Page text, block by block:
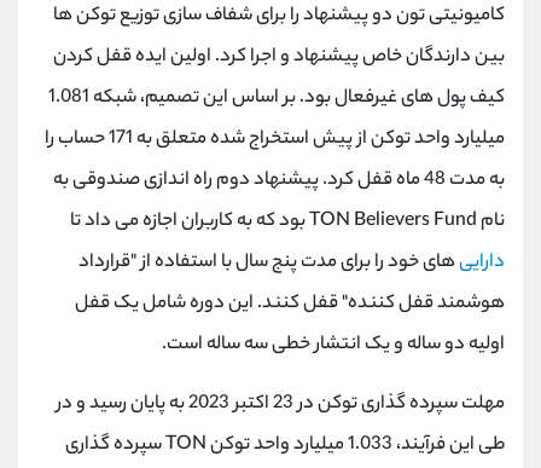
کامیونیتی تون دو پیشنهاد را برای شفاف سازی توزیع توکن ها
بین دارندگان خاص پیشنهاد و اجرا کرد. اولین ایده قفل کردن
کیف پول های غیرفعال بود. بر اساس این تصمیم، شبکه 1.081
میلیارد واحد توکن از پیش استخراج شده متعلق به 171 حساب را
به مدت 48 ماه قفل کرد. پیشنهاد دوم راه اندازی صندوقی به
نام TON Believers Fundبود که به کاربران اجازه می داد تا
داراییهای خود را برای مدت پنج سال با استفاده از "قرارداد
هوشمند قفل کننده" قفل کنند. این دوره شامل یک قفل
اولیه دو ساله و یک انتشار خطی سه ساله است.
مهلت سپرده گذاری توکن در 23 اکتبر 2023 به پایان رسید و در
طی این فرآیند، 1.033 میلیارد واحد توکن
TONسپرده گذاری